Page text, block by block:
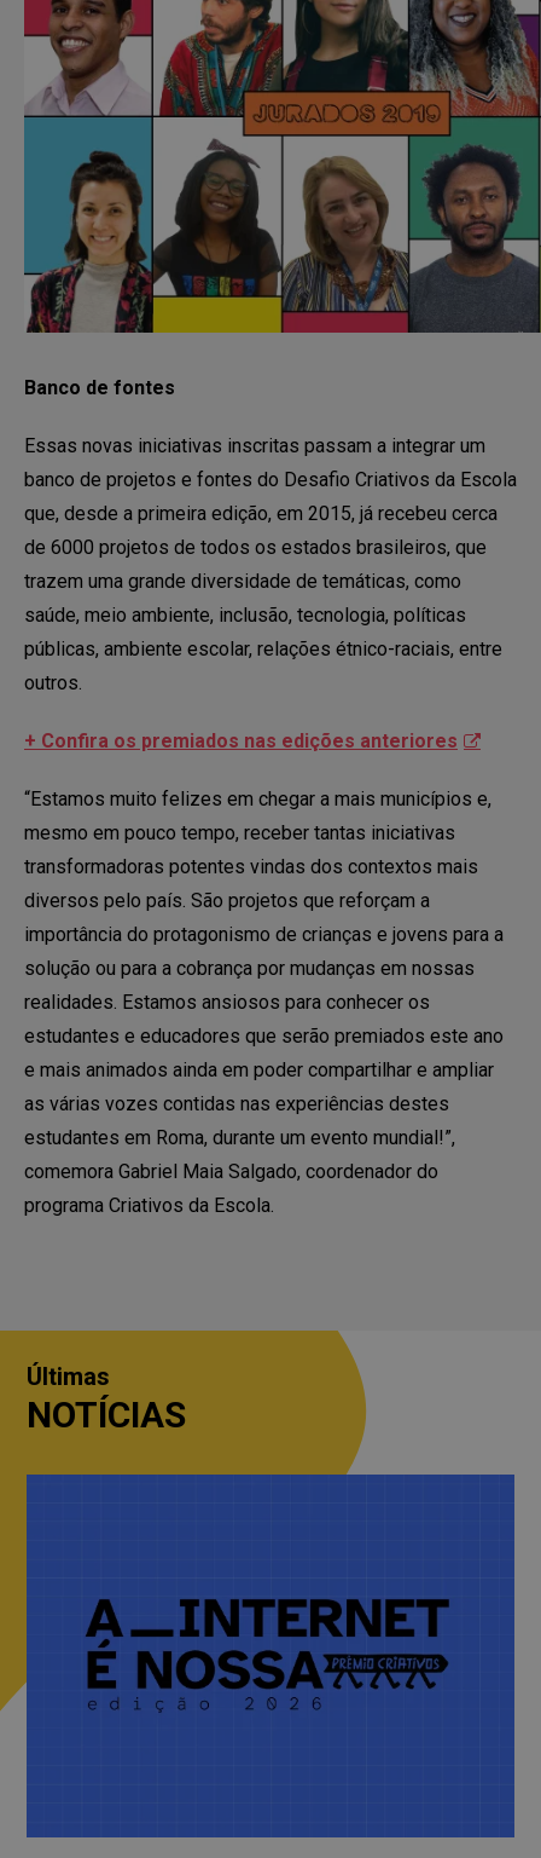
Banco de fontes
Essas novas iniciativas inscritas passam a integrar um
banco de projetos e fontes do Desafio Criativos da Escola
que, desde a primeira edição, em 2015, já recebeu cerca
de 6000 projetos de todos os estados brasileiros, que
trazem uma grande diversidade de temáticas, como
saúde, meio ambiente, inclusão, tecnologia, políticas
públicas, ambiente escolar, relações étnico-raciais, entre
outros.
+ Confira os premiados nas edições anteriores
“Estamos muito felizes em chegar a mais municípios e,
mesmo em pouco tempo, receber tantas iniciativas
transformadoras potentes vindas dos contextos mais
diversos pelo país. São projetos que reforçam a
importância do protagonismo de crianças e jovens para a
solução ou para a cobrança por mudanças em nossas
realidades. Estamos ansiosos para conhecer os
estudantes e educadores que serão premiados este ano
e mais animados ainda em poder compartilhar e ampliar
as várias vozes contidas nas experiências destes
estudantes em Roma, durante um evento mundial!”,
comemora Gabriel Maia Salgado, coordenador do
programa Criativos da Escola.
Últimas
NOTÍCIAS